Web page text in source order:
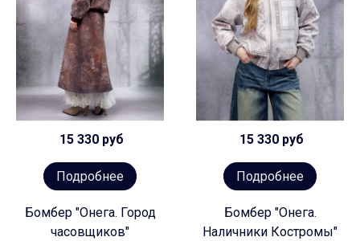
15 330 руб
Подробнее
Бомбер "Онега. Город
часовщиков"
15 330 руб
Подробнее
Бомбер "Онега.
Наличники Костромы"